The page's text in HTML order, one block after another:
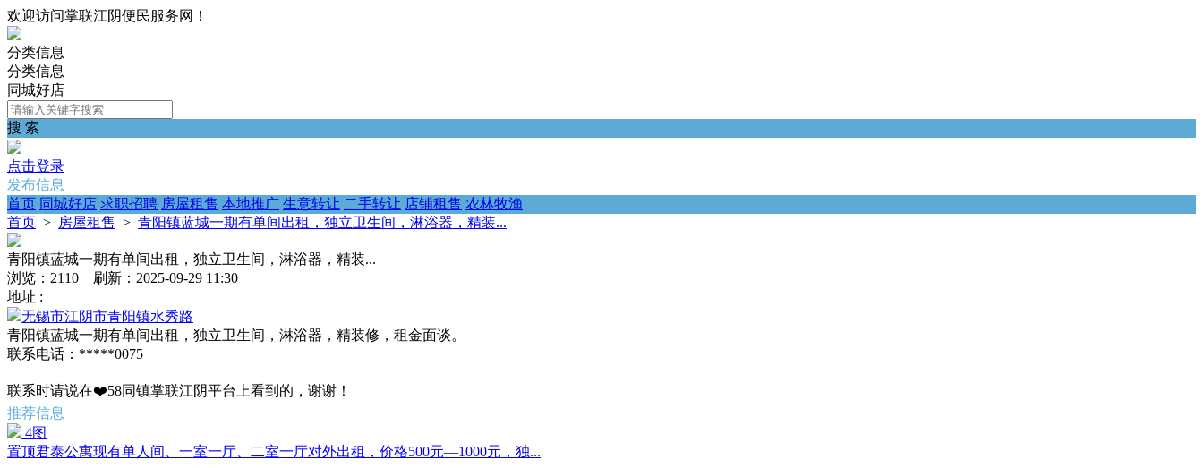
欢迎访问掌联江阴便民服务网！
分类信息
分类信息
同城好店
搜 索
点击登录
发布信息
首页 同城好店 求职招聘 房屋租售 本地推广 生意转让 二手转让 店铺租售 农林牧渔
首页 > 房屋租售 > 青阳镇蓝城一期有单间出租，独立卫生间，淋浴器，精装...
青阳镇蓝城一期有单间出租，独立卫生间，淋浴器，精装...
浏览：2110 刷新：2025-09-29 11:30
地址 :
无锡市江阴市青阳镇水秀路
青阳镇蓝城一期有单间出租，独立卫生间，淋浴器，精装修，租金面谈。
联系电话：*****0075
联系时请说在❤️58同镇掌联江阴平台上看到的，谢谢！
推荐信息
4图
置顶君泰公寓现有单人间、一室一厅、二室一厅对外出租，价格500元—1000元，独...